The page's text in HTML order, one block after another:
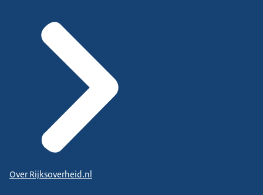
Over Rijksoverheid.nl